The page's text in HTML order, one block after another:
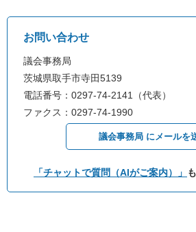
お問い合わせ
議会事務局
茨城県取手市寺田5139
電話番号：0297-74-2141（代表）
ファクス：0297-74-1990
議会事務局 にメールを
「チャットで質問（AIがご案内）」